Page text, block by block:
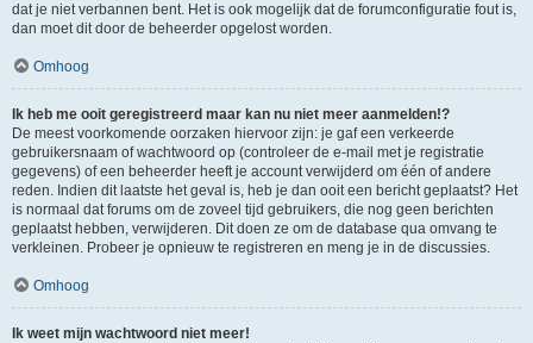
dat je niet verbannen bent. Het is ook mogelijk dat de forumconfiguratie fout is,
dan moet dit door de beheerder opgelost worden.
Omhoog
Ik heb me ooit geregistreerd maar kan nu niet meer aanmelden!?
De meest voorkomende oorzaken hiervoor zijn: je gaf een verkeerde
gebruikersnaam of wachtwoord op (controleer de e-mail met je registratie
gegevens) of een beheerder heeft je account verwijderd om één of andere
reden. Indien dit laatste het geval is, heb je dan ooit een bericht geplaatst? Het
is normaal dat forums om de zoveel tijd gebruikers, die nog geen berichten
geplaatst hebben, verwijderen. Dit doen ze om de database qua omvang te
verkleinen. Probeer je opnieuw te registreren en meng je in de discussies.
Omhoog
Ik weet mijn wachtwoord niet meer!